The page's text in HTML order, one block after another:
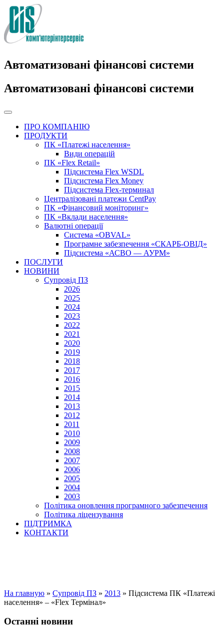
Автоматизовані фінансові системи
Автоматизовані фінансові системи
ПРО КОМПАНІЮ
ПРОДУКТИ
ПК «Платежі населення»
Види операцій
ПК «Flex Retail»
Підсистема Flex WSDL
Підсистема Flex Money
Підсистема Flex-терминал
Централізовані платежи CentPay
ПК «Фінансовий моніторинг»
ПК «Вклади населення»
Валютні операції
Система «OBVAL»
Програмне забезпечення «СКАРБ-ОВІД»
Підсистема «АСВО — АУРМ»
ПОСЛУГИ
НОВИНИ
Супровід ПЗ
2026
2025
2024
2023
2022
2021
2020
2019
2018
2017
2016
2015
2014
2013
2012
2011
2010
2009
2008
2007
2006
2005
2004
2003
Політика оновлення програмного забезпечення
Політика ліцензування
ПІДТРИМКА
КОНТАКТИ
На главную » Супровід ПЗ » 2013 » Підсистема ПК «Платежі
населення» – «Flex Термінал»
Останні новини